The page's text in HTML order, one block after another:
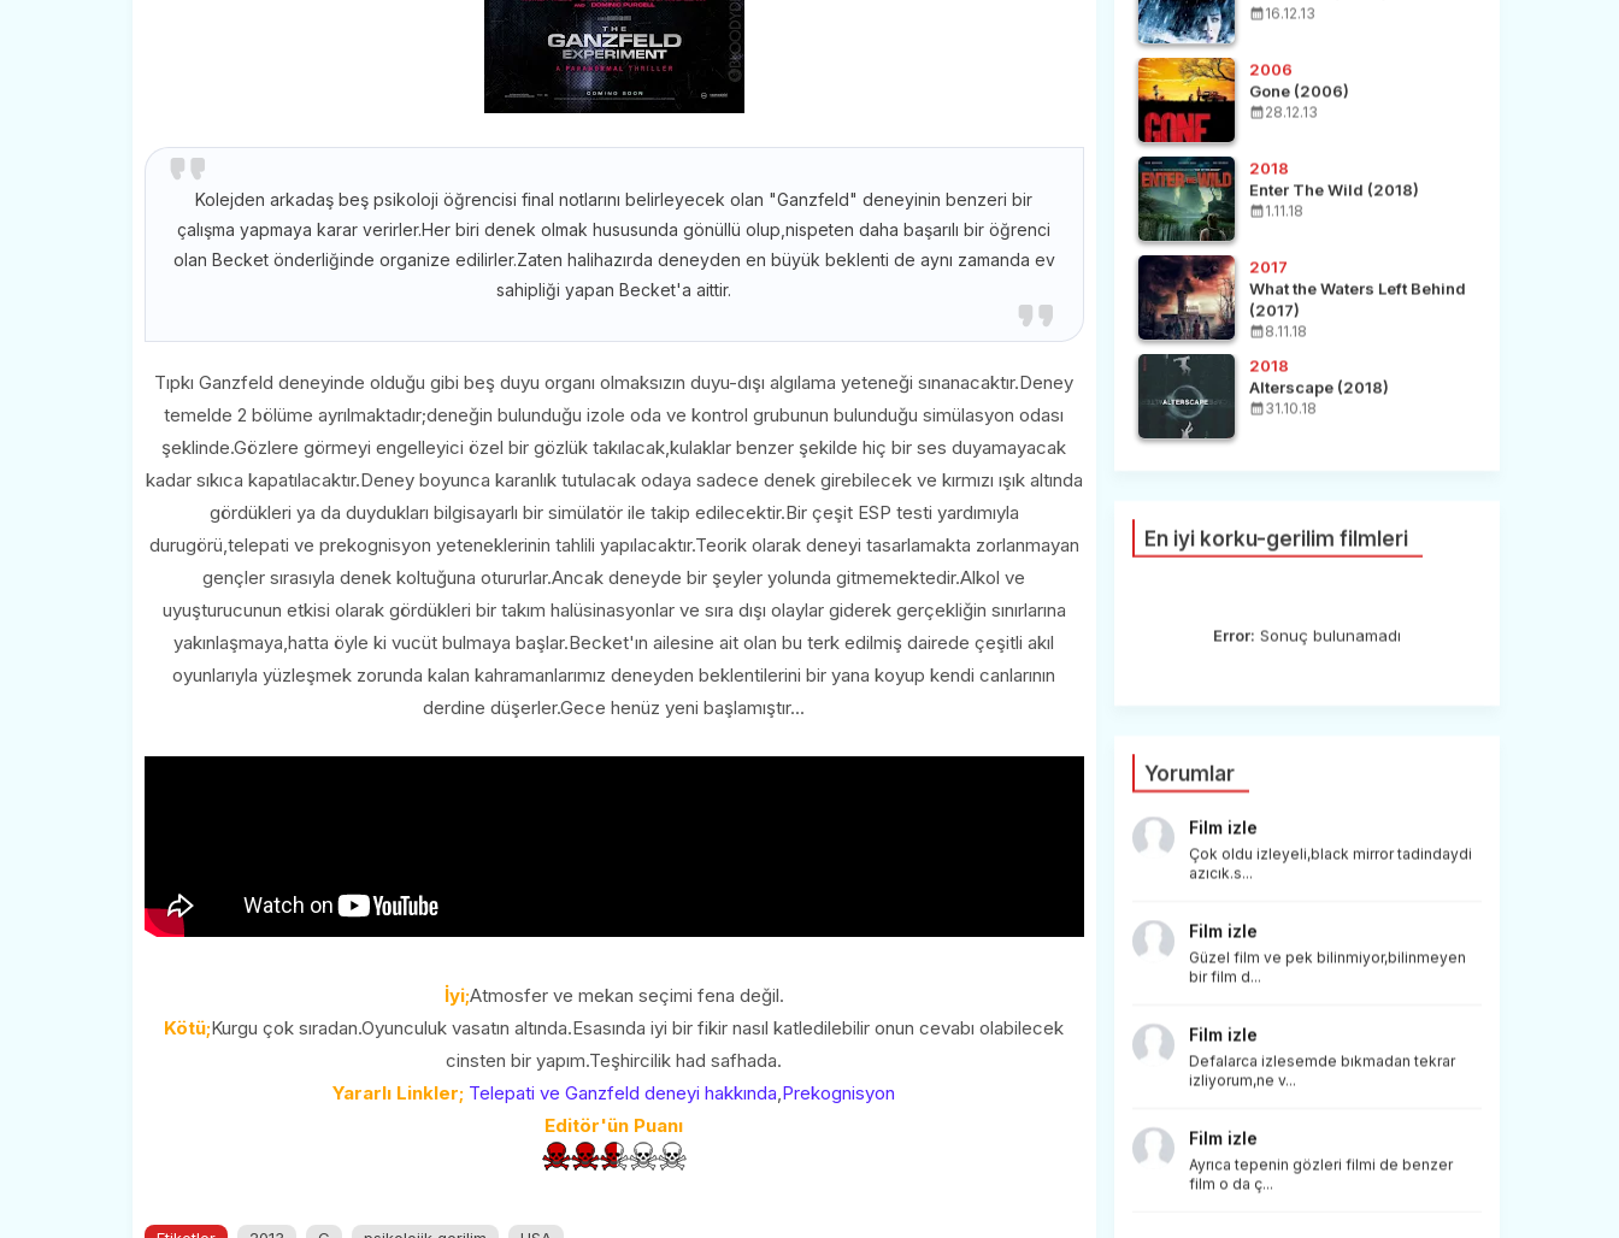
Kolejden arkadaş beş psikoloji öğrencisi final notlarını belirleyecek olan "Ganzfeld" deneyinin benzeri bir
çalışma yapmaya karar verirler.Her biri denek olmak hususunda gönüllü olup,nispeten daha başarılı bir öğrenci
olan Becket önderliğinde organize edilirler.Zaten halihazırda deneyden en büyük beklenti de aynı zamanda ev
sahipliği yapan Becket'a aittir.
Tıpkı Ganzfeld deneyinde olduğu gibi beş duyu organı olmaksızın duyu-dışı algılama yeteneği sınanacaktır.Deney
temelde 2 bölüme ayrılmaktadır;deneğin bulunduğu izole oda ve kontrol grubunun bulunduğu simülasyon odası
şeklinde.Gözlere görmeyi engelleyici özel bir gözlük takılacak,kulaklar benzer şekilde hiç bir ses duyamayacak
kadar sıkıca kapatılacaktır.Deney boyunca karanlık tutulacak odaya sadece denek girebilecek ve kırmızı ışık altında
gördükleri ya da duydukları bilgisayarlı bir simülatör ile takip edilecektir.Bir çeşit ESP testi yardımıyla
durugörü,telepati ve prekognisyon yeteneklerinin tahlili yapılacaktır.Teorik olarak deneyi tasarlamakta zorlanmayan
gençler sırasıyla denek koltuğuna otururlar.Ancak deneyde bir şeyler yolunda gitmemektedir.Alkol ve
uyuşturucunun etkisi olarak gördükleri bir takım halüsinasyonlar ve sıra dışı olaylar giderek gerçekliğin sınırlarına
yakınlaşmaya,hatta öyle ki vucüt bulmaya başlar.Becket'ın ailesine ait olan bu terk edilmiş dairede çeşitli akıl
oyunlarıyla yüzleşmek zorunda kalan kahramanlarımız deneyden beklentilerini bir yana koyup kendi canlarının
derdine düşerler.Gece henüz yeni başlamıştır...
İyi;Atmosfer ve mekan seçimi fena değil.
Kötü;Kurgu çok sıradan.Oyunculuk vasatın altında.Esasında iyi bir fikir nasıl katledilebilir onun cevabı olabilecek
cinsten bir yapım.Teşhircilik had safhada.
Yararlı Linkler; Telepati ve Ganzfeld deneyi hakkında,Prekognisyon
Editör'ün Puanı
16.12.13
2006
Gone (2006)
28.12.13
2018
Enter The Wild (2018)
1.11.18
2017
What the Waters Left Behind
(2017)
8.11.18
2018
Alterscape (2018)
31.10.18
En iyi korku-gerilim filmleri
Error: Sonuç bulunamadı
Yorumlar
Film izle
Çok oldu izleyeli,black mirror tadindaydi
azıcık.s...
Film izle
Güzel film ve pek bilinmiyor,bilinmeyen
bir film d...
Film izle
Defalarca izlesemde bıkmadan tekrar
izliyorum,ne v...
Film izle
Ayrıca tepenin gözleri filmi de benzer
film o da ç...